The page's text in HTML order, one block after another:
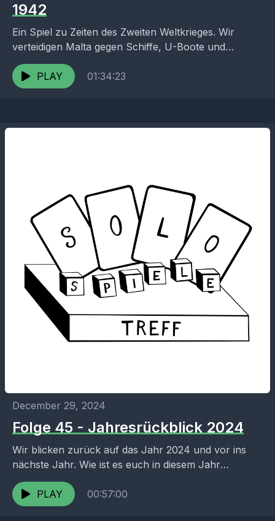
1942
Ein Spiel zu Zeiten des Zweiten Weltkrieges. Wir
verteidigen Malta gegen Schiffe, U-Boote und
Flugzeuge. 3 Spielrunden darf dabei mitgefiebert
werden. Links: Malta Besieged:...
PLAY 01:34:23
December 29, 2024
Folge 45 - Jahresrückblick 2024
Wir blicken zurück auf das Jahr 2024 und vor ins
nächste Jahr. Wie ist es euch in diesem Jahr
ergangen? Auf was freut ihr...
PLAY
00:57:00